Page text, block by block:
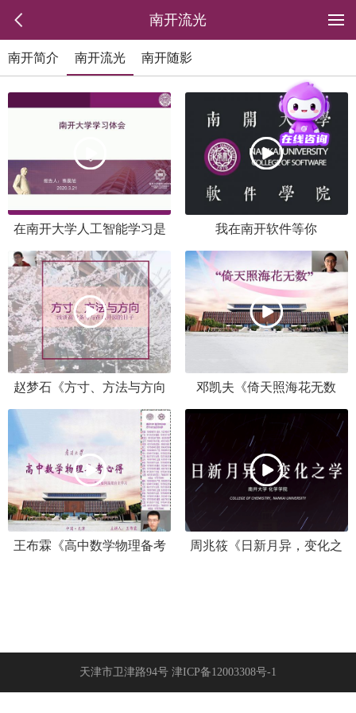
南开流光
南开简介 南开流光 南开随影
在南开大学人工智能学习是
怎样的体验
我在南开软件等你
赵梦石《方寸、方法与方向
——如何以最好的状态让最
后的复习更高效》
邓凯夫《倚天照海花无数
——高考历史备考策略与南
开校园文化介绍》
王布霖《高中数学物理备考 周兆筱《日新月异，变化之
天津市卫津路94号 津ICP备12003308号-1